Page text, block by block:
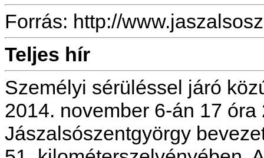
Forrás: http://
Teljes hír
Személyi sérüléssel járó
2014. november 6-án 17
Jászalsószentgyörgy